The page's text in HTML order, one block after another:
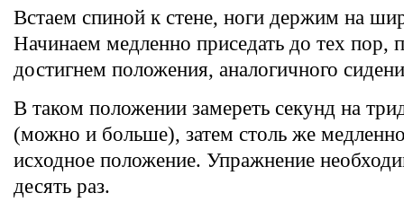
Встаем спиной к стене, ноги держим на
Начинаем медленно приседать до тех пор,
достигнем положения, аналогичного
В таком положении замереть секунд на
(можно и больше), затем столь же
исходное положение. Упражнение
десять раз.